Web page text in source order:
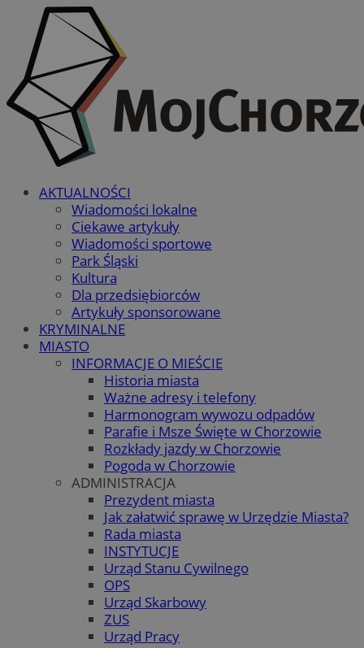
AKTUALNOŚCI
Wiadomości lokalne
Ciekawe artykuły
Wiadomości sportowe
Park Śląski
Kultura
Dla przedsiębiorców
Artykuły sponsorowane
KRYMINALNE
MIASTO
INFORMACJE O MIEŚCIE
Historia miasta
Ważne adresy i telefony
Harmonogram wywozu odpadów
Parafie i Msze Święte w Chorzowie
Rozkłady jazdy w Chorzowie
Pogoda w Chorzowie
ADMINISTRACJA
Prezydent miasta
Jak załatwić sprawę w Urzędzie Miasta?
Rada miasta
INSTYTUCJE
Urząd Stanu Cywilnego
OPS
Urząd Skarbowy
ZUS
Urząd Pracy